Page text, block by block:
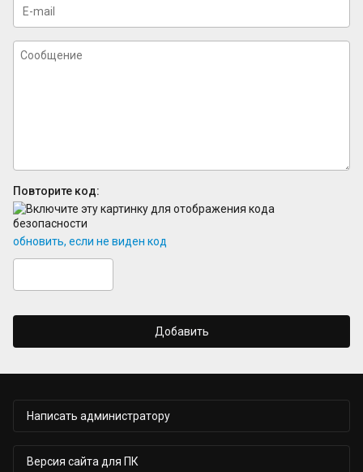
Повторите код:
обновить, если не виден код
Добавить
Написать администратору
Версия сайта для ПК